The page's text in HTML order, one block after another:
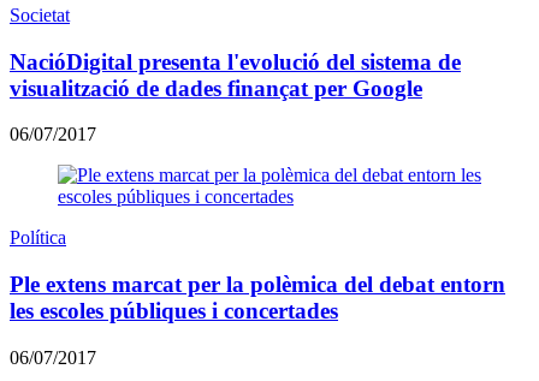
Societat
NacióDigital presenta l'evolució del sistema de
visualització de dades finançat per Google
06/07/2017
Política
Ple extens marcat per la polèmica del debat entorn
les escoles públiques i concertades
06/07/2017